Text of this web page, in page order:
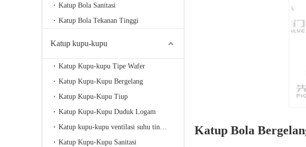
Katup Bola Sanitasi
Katup Bola Tekanan Tinggi
Katup kupu-kupu
Katup Kupu-kupu Tipe Wafer
Katup Kupu-Kupu Bergelang
Katup Kupu-Kupu Tiup
Katup Kupu-Kupu Duduk Logam
Katup kupu-kupu ventilasi suhu tinggi
Katup Kupu-Kupu Sanitasi
Katup Bola